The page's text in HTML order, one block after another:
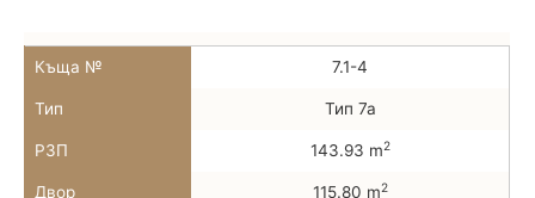
Къща № 7.1-4
Тип Тип 7а
РЗП 143.93 m2
Двор 115.80 m2